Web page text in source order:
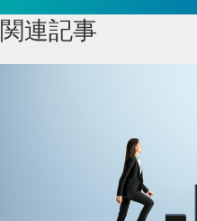
関連記事